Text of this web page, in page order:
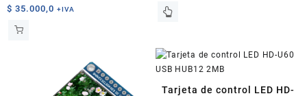
$ 35.000,0 +IVA
Tarjeta de control LED HD-